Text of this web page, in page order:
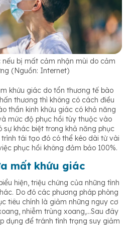
bị mất cảm nhận mùi do cảm
(Nguồn: Internet)
khứu giác do tổn thương tế bào
thương thì không có cách điều
thần kinh khứu giác có khả năng
mức độ phục hồi tùy thuộc vào
khác biệt trong khả năng phục
tái tạo đó có thể kéo dài từ vài
phục hồi không đảm bảo 100%.
mất khứu giác
hiện, triệu chứng của những tình
Do đó các phương pháp phòng
tiêu chính là giảm những nguy cơ
nhiễm trùng xoang,…Sau đây
dụng để tránh tình trạng suy giảm